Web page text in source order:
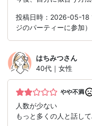
投稿日時：2026-05-
ジのパーティーに参加）
はちみつさん
40代｜女性
やや不満
人数が少ない
もっと多くの人と話し